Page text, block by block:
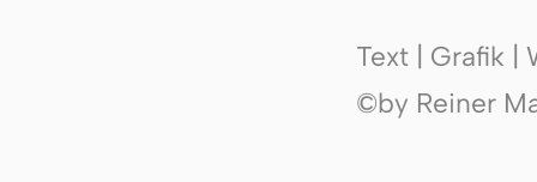
Text | Grafik |
©by Reiner